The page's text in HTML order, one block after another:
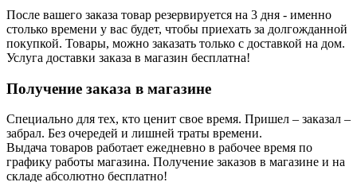
После вашего заказа товар резервируется на 3 дня - именно
столько времени у вас будет, чтобы приехать за долгожданной
покупкой. Товары, можно заказать только с доставкой на дом.
Услуга доставки заказа в магазин бесплатна!
Получение заказа в магазине
Специально для тех, кто ценит свое время. Пришел – заказал –
забрал. Без очередей и лишней траты времени.
Выдача товаров работает ежедневно в рабочее время по
графику работы магазина. Получение заказов в магазине и на
складе абсолютно бесплатно!